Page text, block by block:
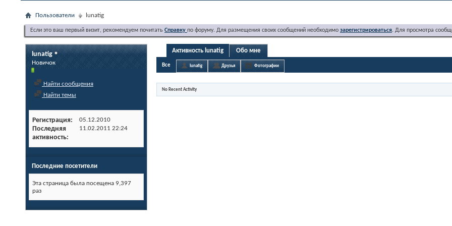
Пользователи lunatig
Если это ваш первый визит, рекомендуем почитать Справку по форуму. Для размещения своих сообщений необходимо зарегистрироваться. Для просмотра
lunatig
Новичок
Найти сообщения
Найти темы
Регистрация 05.12.2010
Последняя
активность
11.02.2011 22:24
Последние посетители
Эта страница была посещена 9,397
раз
Активность lunatig Обо мне
Все lunatig Друзья Фотографии
No Recent Activity